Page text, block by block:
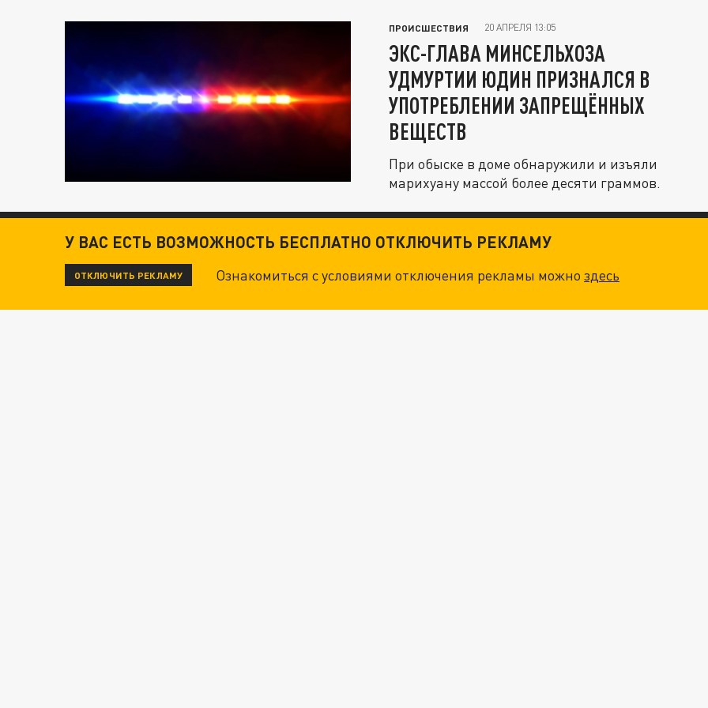
ПРОИСШЕСТВИЯ 20 АПРЕЛЯ 13:05
ЭКС-ГЛАВА МИНСЕЛЬХОЗА
УДМУРТИИ ЮДИН ПРИЗНАЛСЯ В
УПОТРЕБЛЕНИИ ЗАПРЕЩЁННЫХ
ВЕЩЕСТВ
При обыске в доме обнаружили и изъяли
марихуану массой более десяти граммов.
У ВАС ЕСТЬ ВОЗМОЖНОСТЬ БЕСПЛАТНО ОТКЛЮЧИТЬ РЕКЛАМУ
ОТКЛЮЧИТЬ РЕКЛАМУ Ознакомиться с условиями отключения рекламы можноздесь